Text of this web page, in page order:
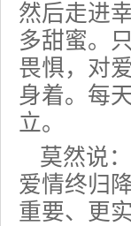
然后走进
多甜蜜。
畏惧，对
身着。每
立。
莫然说
爱情终归
重要、更